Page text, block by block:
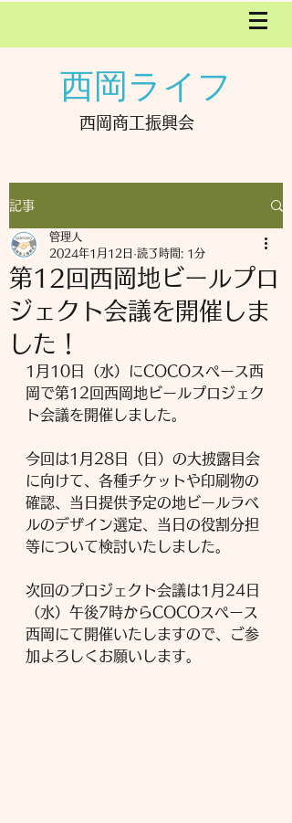
西岡ライフ
西岡商工振興会
記事
第12回西岡地ビールプロ
ジェクト会議を開催しま
した！
管理人
2024年1月12日 読了時間: 1分
1月10日（水）にCOCOスペース西
岡で第12回西岡地ビールプロジェク
ト会議を開催しました。
今回は1月28日（日）の大披露目会
に向けて、各種チケットや印刷物の
確認、当日提供予定の地ビールラベ
ルのデザイン選定、当日の役割分担
等について検討いたしました。
次回のプロジェクト会議は1月24日
（水）午後7時からCOCOスペース
西岡にて開催いたしますので、ご参
加よろしくお願いします。